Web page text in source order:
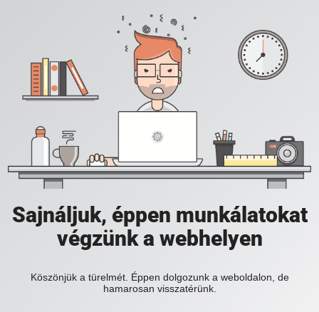
Sajnáljuk, éppen munkálatokat
végzünk a webhelyen
Köszönjük a türelmét. Éppen dolgozunk a weboldalon, de
hamarosan visszatérünk.